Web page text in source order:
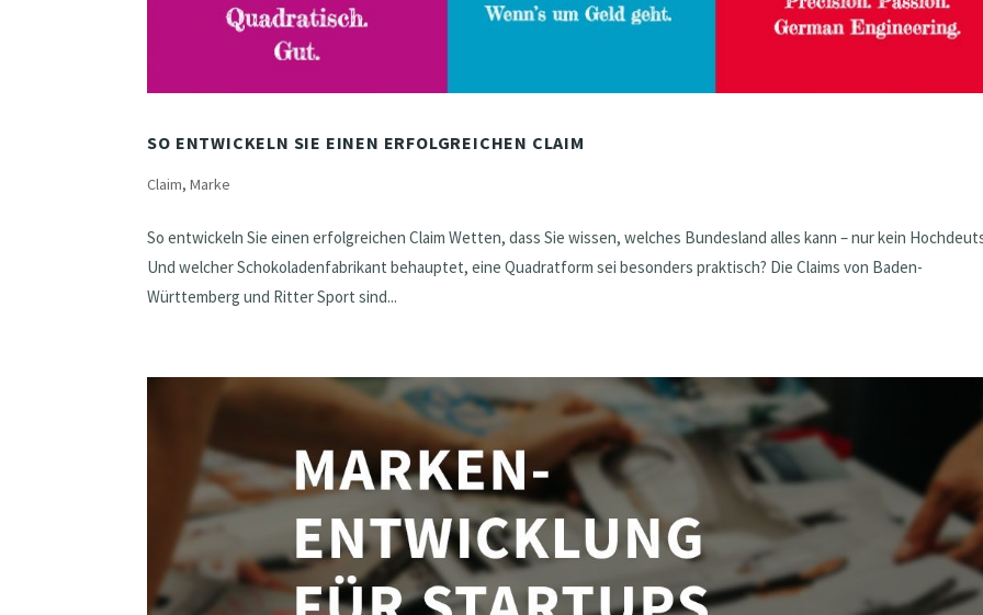
SO ENTWICKELN SIE EINEN ERFOLGREICHEN CLAIM
Claim,Marke
So entwickeln Sie einen erfolgreichen Claim Wetten, dass Sie wissen, welches Bundesland alles kann – nur kein
Und welcher Schokoladenfabrikant behauptet, eine Quadratform sei besonders praktisch? Die Claims von Baden-
Württemberg und Ritter Sport sind...